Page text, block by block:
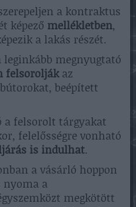
a kontraktus
képező mellékletben,
a lakás részét.
megnyugtató
felsoroljákaz
beépített
a felsorolt tárgyakat
felelősségre vonható
is indulhat.
a vásárló hoppon
a
megkötött